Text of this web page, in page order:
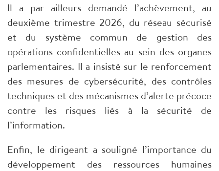
Il a par ailleurs demandé l’achèvement, au
deuxième trimestre 2026, du réseau sécurisé
et du système commun de gestion des
opérations confidentielles au sein des organes
parlementaires. Il a insisté sur le renforcement
des mesures de cybersécurité, des contrôles
techniques et des mécanismes d’alerte précoce
contre les risques liés à la sécurité de
l’information.
Enfin, le dirigeant a souligné l’importance du
développement des ressources humaines